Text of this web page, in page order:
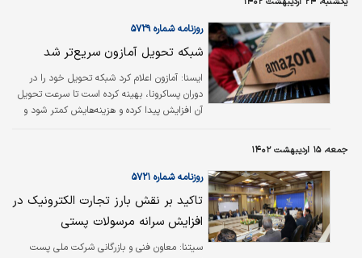
را با همکاری مرکز ملی فضای مجازی تدوین کند. با این همه وزیر اعلام کرد که این
بند باید از برنامه هفتم حذف شود؛ چرا که نباید در برنامه توسعه ارقام…
روزنامه شماره ۵۷۲۹
شبکه تحویل آمازون سریع‌تر شد
ایسنا: آمازون اعلام کرد شبکه تحویل خود را در
دوران پساکرونا، بهینه کرده است تا سرعت تحویل
آن افزایش پیدا کرده و هزینه‌هایش کمتر شود و
قابلیت‌های جست‌وجو برای نشان دادن اقلامی که
کاهش داده و در نتیجه، تماس مشتری پیش از
دریافت محصول، ۱۲ درصد کمتر شده است. در
شرایطی که تقاضای مصرف‌کننده ضعیف شده،
جمعه، ۱۵ اردیبهشت ۱۴۰۲
روزنامه شماره ۵۷۲۱
تاکید بر نقش بارز تجارت الکترونیک در
افزایش سرانه مرسولات پستی
سیتنا: معاون فنی و بازرگانی شرکت ملی پست